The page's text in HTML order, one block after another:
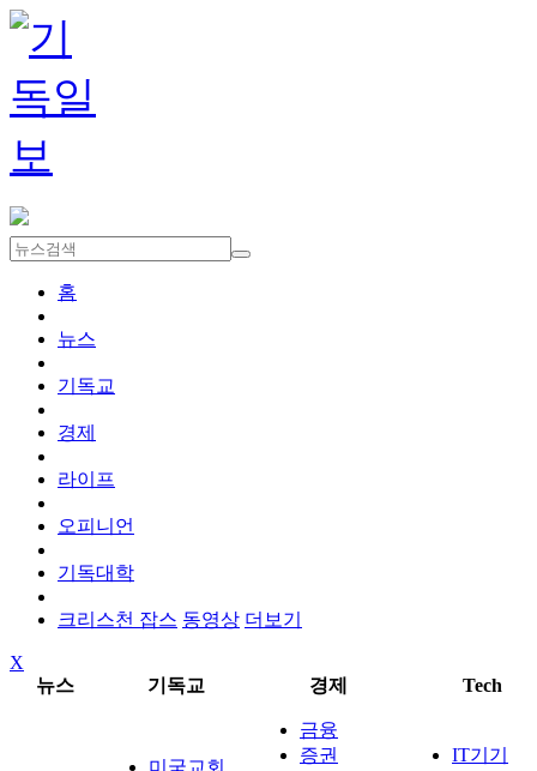
홈
뉴스
기독교
경제
라이프
오피니언
기독대학
크리스천 잡스 동영상 더보기
X
뉴스
기독교 경제 Tech
미국교회
금융
증권
IT기기